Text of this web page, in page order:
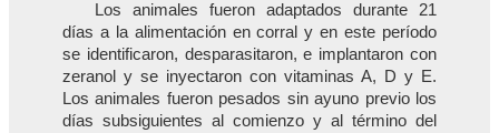
Los animales fueron adaptados durante 21
días a la alimentación en corral y en este período
se identificaron, desparasitaron, e implantaron con
zeranol y se inyectaron con vitaminas A, D y E.
Los animales fueron pesados sin ayuno previo los
días subsiguientes al comienzo y al término del